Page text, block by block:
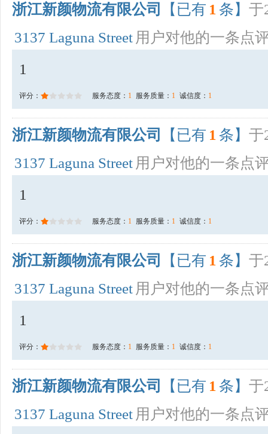
浙江新颜物流有限公司 【已有 1 条】 于
3137 Laguna Street 用户对他的一条点
1
评分： 服务态度： 1 服务质量： 1 诚信度： 1
浙江新颜物流有限公司 【已有 1 条】 于
3137 Laguna Street 用户对他的一条点
1
评分： 服务态度： 1 服务质量： 1 诚信度： 1
浙江新颜物流有限公司 【已有 1 条】 于
3137 Laguna Street 用户对他的一条点
1
评分： 服务态度： 1 服务质量： 1 诚信度： 1
浙江新颜物流有限公司 【已有 1 条】 于
3137 Laguna Street 用户对他的一条点